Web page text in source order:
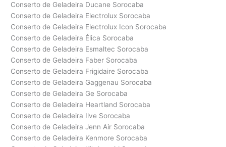
Conserto de Geladeira Ducane Sorocaba
Conserto de Geladeira Electrolux Sorocaba
Conserto de Geladeira Electrolux Icon Sorocaba
Conserto de Geladeira Élica Sorocaba
Conserto de Geladeira Esmaltec Sorocaba
Conserto de Geladeira Faber Sorocaba
Conserto de Geladeira Frigidaire Sorocaba
Conserto de Geladeira Gaggenau Sorocaba
Conserto de Geladeira Ge Sorocaba
Conserto de Geladeira Heartland Sorocaba
Conserto de Geladeira Ilve Sorocaba
Conserto de Geladeira Jenn Air Sorocaba
Conserto de Geladeira Kenmore Sorocaba